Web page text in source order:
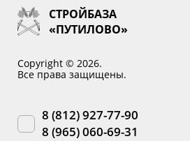
СТРОЙБАЗА
«ПУТИЛОВО»
Copyright © 2026.
Все права защищены.
8 (812) 927-77-90
8 (965) 060-69-31